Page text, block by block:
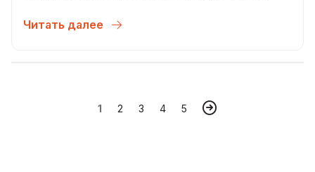
поставках электропоездов
Читать далее
1 2 3 4 5